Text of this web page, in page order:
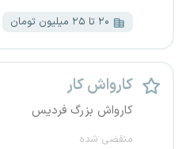
۲۰ تا ۲۵ میلیون تومان
کارواش کار
کارواش بزرگ فردیس
منقضی شده